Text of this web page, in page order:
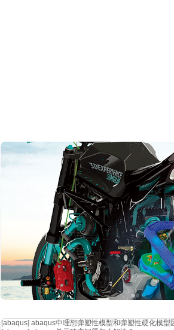
[abaqus] abaqus中理想弹塑性模型和弹塑性硬化模型